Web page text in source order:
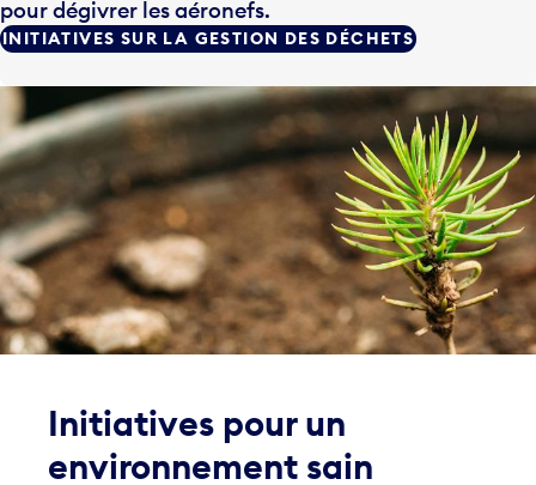
INITIATIVES SUR LA GESTION DES DÉCHETS
environnement sain